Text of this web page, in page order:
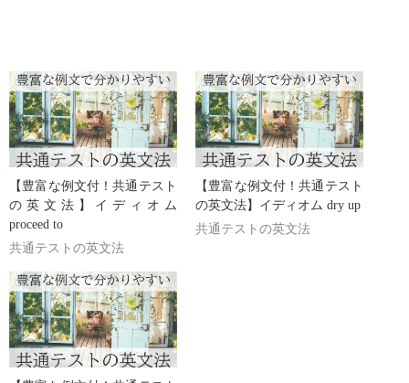
【豊富な例文付！共通テスト
の英文法】イディオム
proceed to
共通テストの英文法
【豊富な例文付！共通テスト
の英文法】イディオム dry up
共通テストの英文法